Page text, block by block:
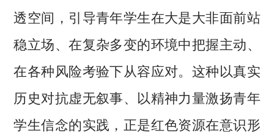
透空间，引导青年学生在大是大非面前站
稳立场、在复杂多变的环境中把握主动、
在各种风险考验下从容应对。这种以真实
历史对抗虚无叙事、以精神力量激扬青年
学生信念的实践，正是红色资源在意识形